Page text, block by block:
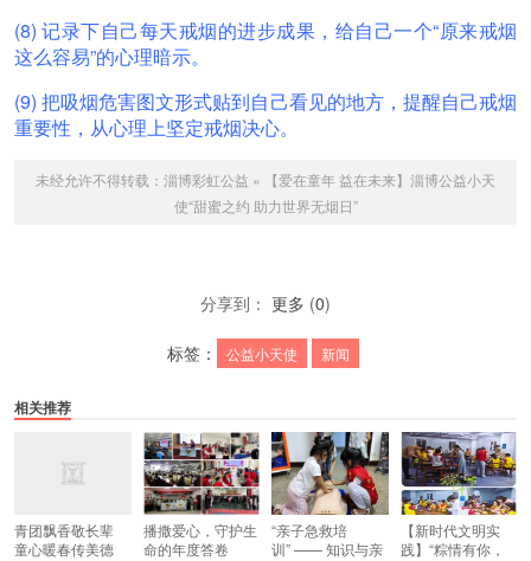
(8) 记录下自己每天戒烟的进步成果，给自己一个“原来戒烟
这么容易”的心理暗示。
(9) 把吸烟危害图文形式贴到自己看见的地方，提醒自己戒烟
重要性，从心理上坚定戒烟决心。
未经允许不得转载： 淄博彩虹公益 »
【爱在童年 益在未来】淄博公益小天
使“甜蜜之约 助力世界无烟日”
分享到： 更多 (0)
标签： 公益小天使 新闻
相关推荐
青团飘香敬长辈
童心暖春传美德
播撒爱心，守护生
命的年度答卷
“亲子急救培
训” —— 知识与亲
【新时代文明实
践】“粽情有你，